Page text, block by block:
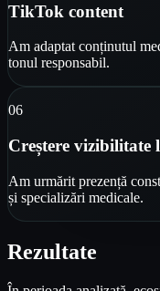
TikTok content
Am adaptat conținutul
tonul responsabil.
06
Creștere vizibilitate
Am urmărit prezență
și specializări medicale.
Rezultate